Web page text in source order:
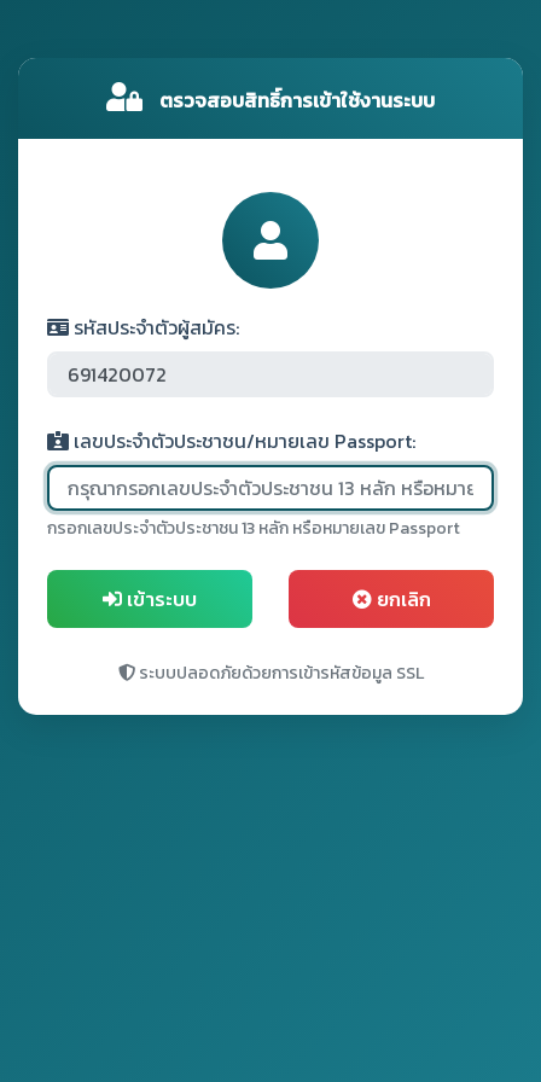
ตรวจสอบสิทธิ์การเข้าใช้งานระบบ
รหัสประจำตัวผู้สมัคร:
เลขประจำตัวประชาชน/หมายเลข Passport:
กรอกเลขประจำตัวประชาชน 13 หลัก หรือหมายเลข Passport
เข้าระบบ ยกเลิก
ระบบปลอดภัยด้วยการเข้ารหัสข้อมูล SSL